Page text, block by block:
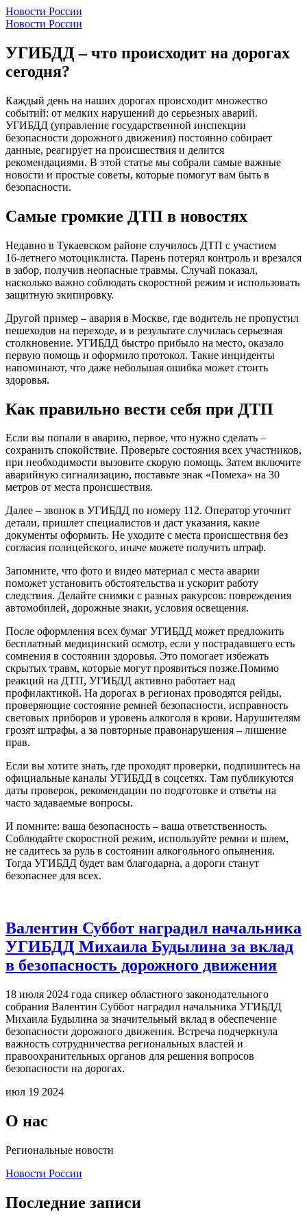
Новости России
Новости России
УГИБДД – что происходит на дорогах
сегодня?
Каждый день на наших дорогах происходит множество
событий: от мелких нарушений до серьезных аварий.
УГИБДД (управление государственной инспекции
безопасности дорожного движения) постоянно собирает
данные, реагирует на происшествия и делится
рекомендациями. В этой статье мы собрали самые важные
новости и простые советы, которые помогут вам быть в
безопасности.
Самые громкие ДТП в новостях
Недавно в Тукаевском районе случилось ДТП с участием
16‑летнего мотоциклиста. Парень потерял контроль и врезался
в забор, получив неопасные травмы. Случай показал,
насколько важно соблюдать скоростной режим и использовать
защитную экипировку.
Другой пример – авария в Москве, где водитель не пропустил
пешеходов на переходе, и в результате случилась серьезная
столкновение. УГИБДД быстро прибыло на место, оказало
первую помощь и оформило протокол. Такие инциденты
напоминают, что даже небольшая ошибка может стоить
здоровья.
Как правильно вести себя при ДТП
Если вы попали в аварию, первое, что нужно сделать –
сохранить спокойствие. Проверьте состояния всех участников,
при необходимости вызовите скорую помощь. Затем включите
аварийную сигнализацию, поставьте знак «Помеха» на 30
метров от места происшествия.
Далее – звонок в УГИБДД по номеру 112. Оператор уточнит
детали, пришлет специалистов и даст указания, какие
документы оформить. Не уходите с места происшествия без
согласия полицейского, иначе можете получить штраф.
Запомните, что фото и видео материал с места аварии
поможет установить обстоятельства и ускорит работу
следствия. Делайте снимки с разных ракурсов: повреждения
автомобилей, дорожные знаки, условия освещения.
После оформления всех бумаг УГИБДД может предложить
бесплатный медицинский осмотр, если у пострадавшего есть
сомнения в состоянии здоровья. Это помогает избежать
скрытых травм, которые могут проявиться позже.Помимо
реакций на ДТП, УГИБДД активно работает над
профилактикой. На дорогах в регионах проводятся рейды,
проверяющие состояние ремней безопасности, исправность
световых приборов и уровень алкоголя в крови. Нарушителям
грозят штрафы, а за повторные правонарушения – лишение
прав.
Если вы хотите знать, где проходят проверки, подпишитесь на
официальные каналы УГИБДД в соцсетях. Там публикуются
даты проверок, рекомендации по подготовке и ответы на
часто задаваемые вопросы.
И помните: ваша безопасность – ваша ответственность.
Соблюдайте скоростной режим, используйте ремни и шлем,
не садитесь за руль в состоянии алкогольного опьянения.
Тогда УГИБДД будет вам благодарна, а дороги станут
безопаснее для всех.
Валентин Суббот наградил начальника
УГИБДД Михаила Будылина за вклад
в безопасность дорожного движения
18 июля 2024 года спикер областного законодательного
собрания Валентин Суббот наградил начальника УГИБДД
Михаила Будылина за значительный вклад в обеспечение
безопасности дорожного движения. Встреча подчеркнула
важность сотрудничества региональных властей и
правоохранительных органов для решения вопросов
безопасности на дорогах.
июл 19 2024
О нас
Региональные новости
Новости России
Последние записи